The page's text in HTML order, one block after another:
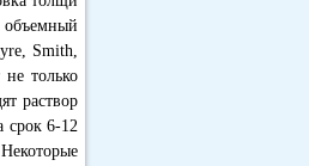
объемный
Smith,
только
раствор
срок 6-12